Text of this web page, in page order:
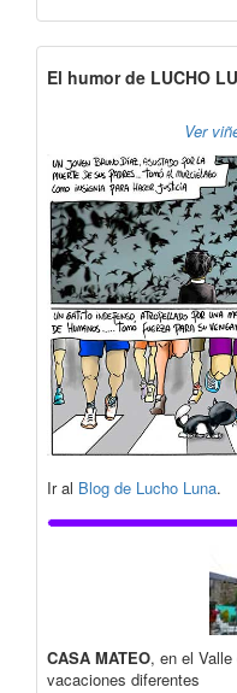
El humor de LUCHO
Ver
Ir al Blog de Lucho Luna.
CASA MATEO, en el
vacaciones diferentes